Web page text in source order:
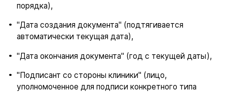
порядка),
"Дата создания документа" (подтягивается
автоматически текущая дата),
"Дата окончания документа" (год с текущей даты),
"Подписант со стороны клиники" (лицо,
уполномоченное для подписи конкретного типа